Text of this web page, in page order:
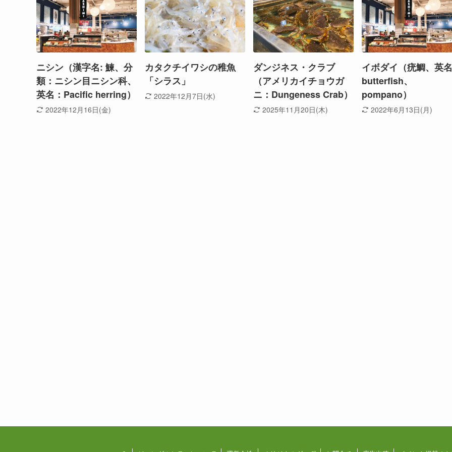
ニシン（漢字名: 鰊、分
類：ニシン目ニシン科、
英名：Pacific herring）
2022年12月16日(金)
カタクチイワシの稚魚
「シラス」
2022年12月7日(水)
ダンジネス・クラブ
（アメリカイチョウガ
ニ：Dungeness Crab）
2025年11月20日(木)
イボダイ（疣鯛、英
butterfish、
pompano）
2022年6月13日(月)